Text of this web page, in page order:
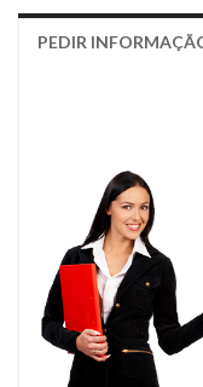
PEDIR